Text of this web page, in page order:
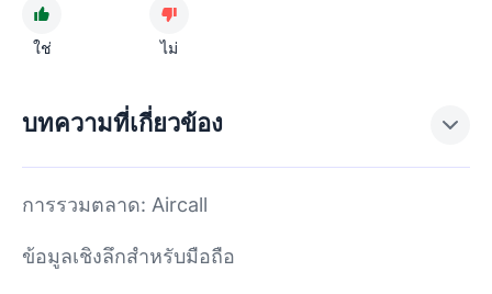
ใช่ ไม่
บทความที่เกี่ยวข้อง
การรวมตลาด: Aircall
ข้อมูลเชิงลึกสำหรับมือถือ